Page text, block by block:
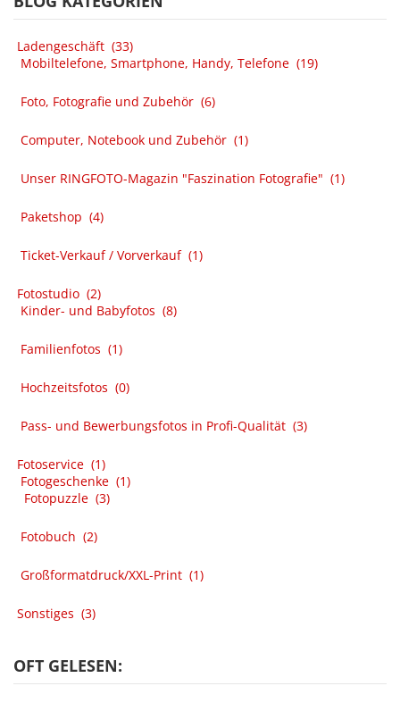
Ladengeschäft (33)
Mobiltelefone, Smartphone, Handy, Telefone (19)
Foto, Fotografie und Zubehör (6)
Computer, Notebook und Zubehör (1)
Unser RINGFOTO-Magazin "Faszination Fotografie" (1)
Paketshop (4)
Ticket-Verkauf / Vorverkauf (1)
Fotostudio (2)
Kinder- und Babyfotos (8)
Familienfotos (1)
Hochzeitsfotos (0)
Pass- und Bewerbungsfotos in Profi-Qualität (3)
Fotoservice (1)
Fotogeschenke (1)
Fotopuzzle (3)
Fotobuch (2)
Großformatdruck/XXL-Print (1)
Sonstiges (3)
OFT GELESEN: